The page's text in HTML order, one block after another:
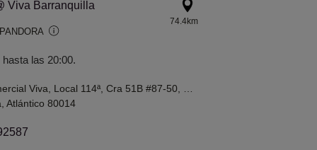
Viva Barranquilla
las 20:00.
74.4km
Atlántico 80014